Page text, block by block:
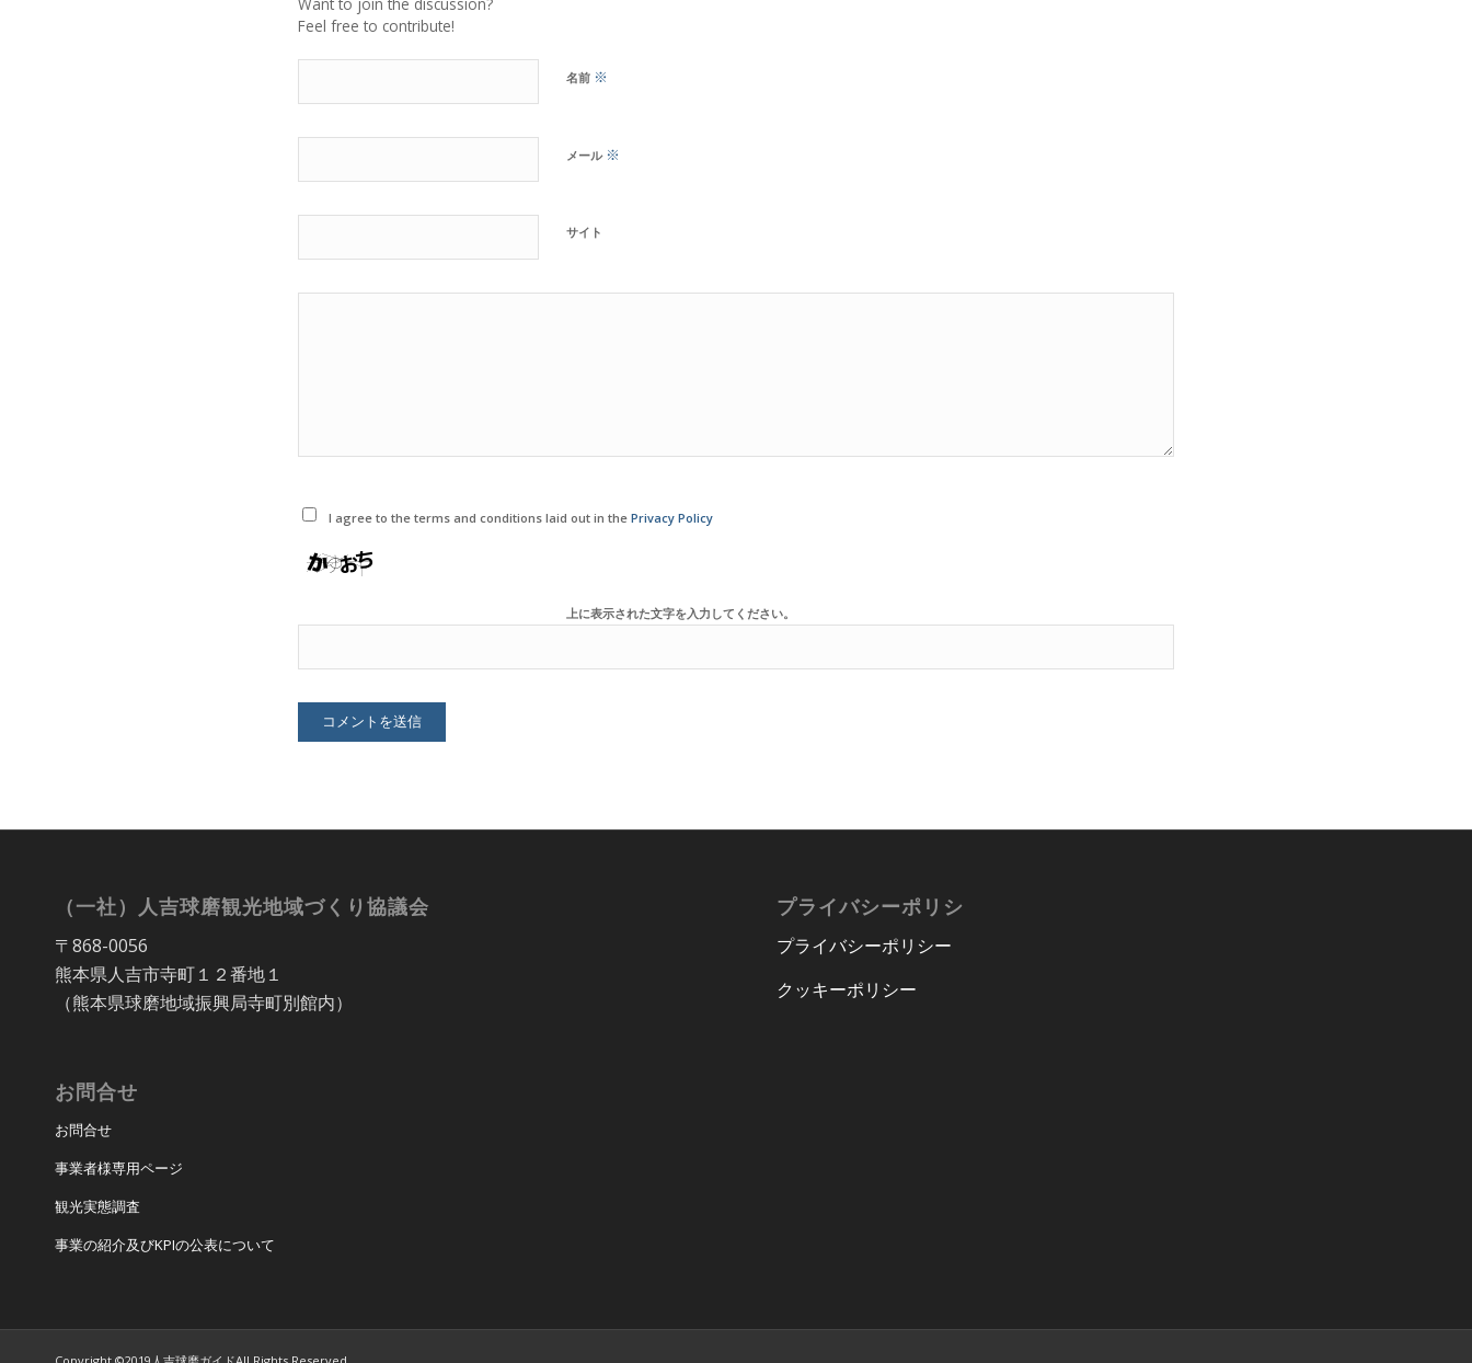
Feel free to contribute!
名前 ※
メール ※
サイト
I agree to the terms and conditions laid out in the Privacy Policy
上に表示された文字を入力してください。
（一社）人吉球磨観光地域づくり協議会
〒868-0056
熊本県人吉市寺町１２番地１
（熊本県球磨地域振興局寺町別館内）
お問合せ
お問合せ
事業者様専用ページ
観光実態調査
事業の紹介及びKPIの公表について
プライバシーポリシ
プライバシーポリシー
クッキーポリシー